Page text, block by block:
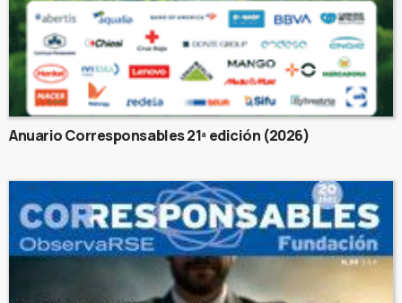
Anuario Corresponsables 21ª edición (2026)